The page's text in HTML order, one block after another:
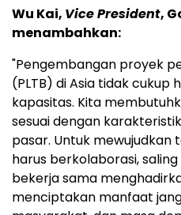
Wu Kai, Vice President,
menambahkan:
"Pengembangan proyek
(PLTB) di Asia tidak
kapasitas. Kita
sesuai dengan
pasar. Untuk mewujudkan
harus berkolaborasi,
bekerja sama
menciptakan manfaat